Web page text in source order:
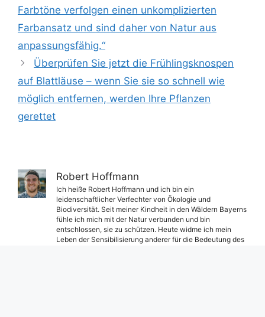
Farbtöne verfolgen einen unkomplizierten
Farbansatz und sind daher von Natur aus
anpassungsfähig.“
Überprüfen Sie jetzt die Frühlingsknospen
auf Blattläuse – wenn Sie sie so schnell wie
möglich entfernen, werden Ihre Pflanzen
gerettet
Robert Hoffmann
Ich heiße Robert Hoffmann und ich bin ein
leidenschaftlicher Verfechter von Ökologie und
Biodiversität. Seit meiner Kindheit in den Wäldern Bayerns
fühle ich mich mit der Natur verbunden und bin
entschlossen, sie zu schützen. Heute widme ich mein
Leben der Sensibilisierung anderer für die Bedeutung des